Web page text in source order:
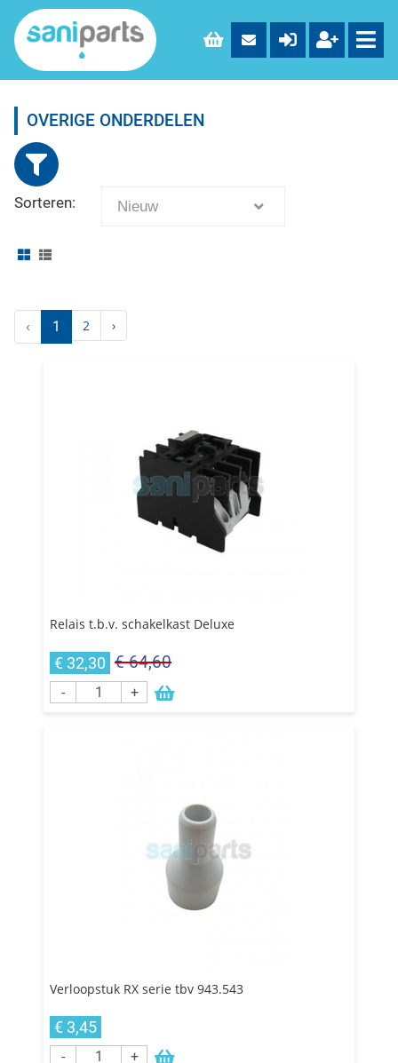
OVERIGE ONDERDELEN
Sorteren: Nieuw
‹ 1 2 ›
Relais t.b.v. schakelkast Deluxe
€ 32,30 € 64,60
- +
Verloopstuk RX serie tbv 943.543
€ 3,45
- +